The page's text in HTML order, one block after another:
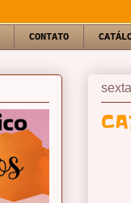
CONTATO